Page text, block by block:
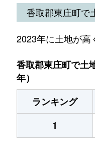
香取郡東庄町で
2023年に土地が高
香取郡東庄町で土
年）
ランキング
1